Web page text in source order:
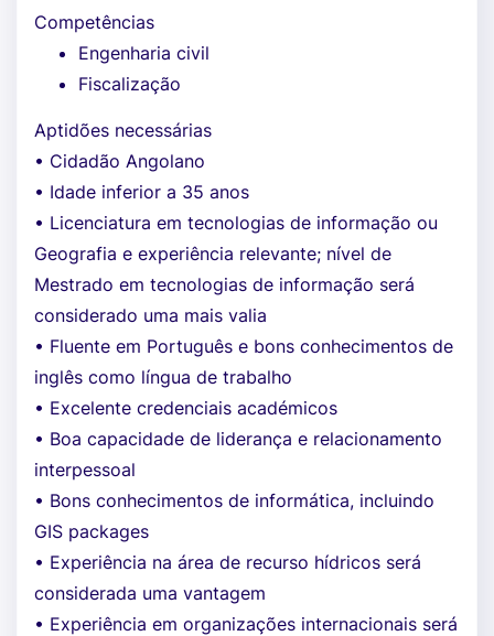
Competências
Engenharia civil
Fiscalização
Aptidões necessárias
• Cidadão Angolano
• Idade inferior a 35 anos
• Licenciatura em tecnologias de informação ou
Geografia e experiência relevante; nível de
Mestrado em tecnologias de informação será
considerado uma mais valia
• Fluente em Português e bons conhecimentos de
inglês como língua de trabalho
• Excelente credenciais académicos
• Boa capacidade de liderança e relacionamento
interpessoal
• Bons conhecimentos de informática, incluindo
GIS packages
• Experiência na área de recurso hídricos será
considerada uma vantagem
• Experiência em organizações internacionais será